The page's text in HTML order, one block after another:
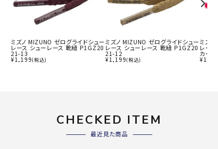
ミズノ MIZUNO ゼログライドシュー
レース シューレース 靴紐 P1GZ20
21-13
¥1,199(税込)
ミズノ MIZUNO ゼログライドシュー
レース シューレース 靴紐 P1GZ20
21-12
¥1,199(税込)
ミズ
レー
カー
¥
CHECKED ITEM
最近見た商品